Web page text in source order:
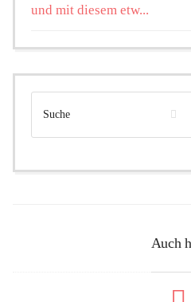
und mit diesem etw...
Auch